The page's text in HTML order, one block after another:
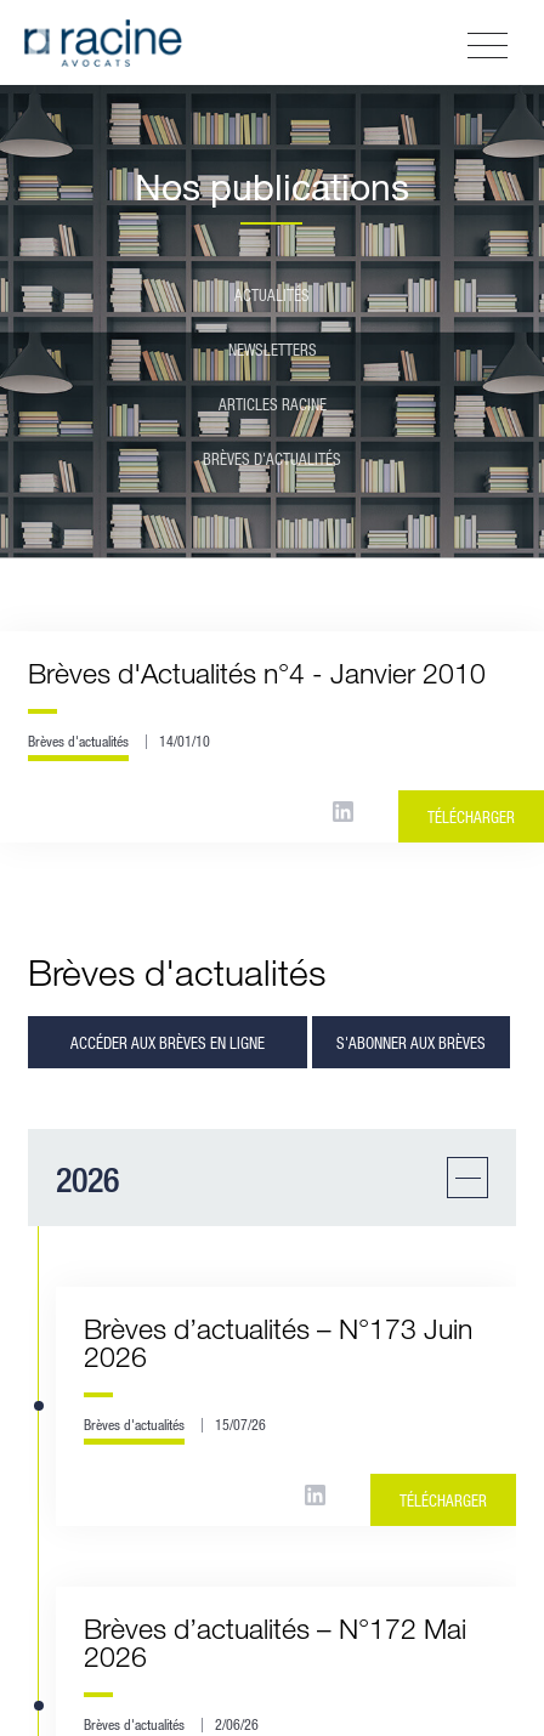
Nos publications
ACTUALITÉS
NEWSLETTERS
ARTICLES RACINE
BRÈVES D'ACTUALITÉS
Brèves d'Actualités n°4 - Janvier 2010
Brèves d'actualités 14/01/10
TÉLÉCHARGER
Brèves d'actualités
ACCÉDER AUX BRÈVES EN LIGNE S'ABONNER AUX BRÈVES
2026
Brèves d’actualités – N°173 Juin
2026
Brèves d'actualités 15/07/26
TÉLÉCHARGER
Brèves d’actualités – N°172 Mai
2026
Brèves d'actualités 2/06/26